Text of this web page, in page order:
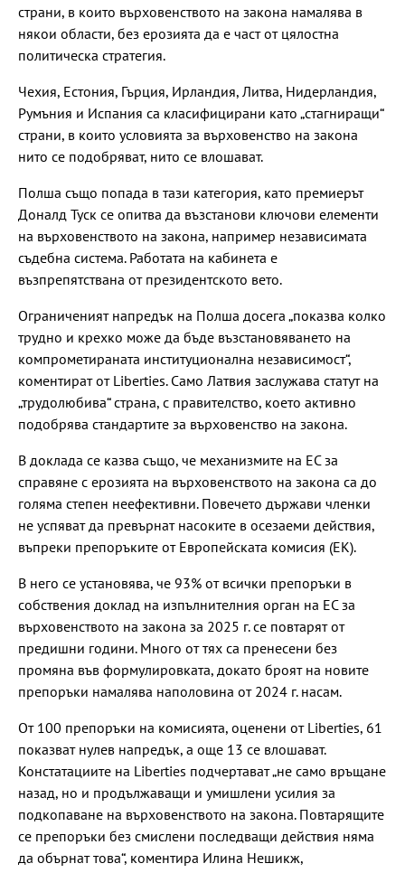
страни, в които върховенството на закона намалява в
някои области, без ерозията да е част от цялостна
политическа стратегия.
Чехия, Естония, Гърция, Ирландия, Литва, Нидерландия,
Румъния и Испания са класифицирани като „стагниращи“
страни, в които условията за върховенство на закона
нито се подобряват, нито се влошават.
Полша също попада в тази категория, като премиерът
Доналд Туск се опитва да възстанови ключови елементи
на върховенството на закона, например независимата
съдебна система. Работата на кабинета е
възпрепятствана от президентското вето.
Ограниченият напредък на Полша досега „показва колко
трудно и крехко може да бъде възстановяването на
компрометираната институционална независимост“,
коментират от Liberties. Само Латвия заслужава статут на
„трудолюбива“ страна, с правителство, което активно
подобрява стандартите за върховенство на закона.
В доклада се казва също, че механизмите на ЕС за
справяне с ерозията на върховенството на закона са до
голяма степен неефективни. Повечето държави членки
не успяват да превърнат насоките в осезаеми действия,
въпреки препоръките от Европейската комисия (ЕК).
В него се установява, че 93% от всички препоръки в
собствения доклад на изпълнителния орган на ЕС за
върховенството на закона за 2025 г. се повтарят от
предишни години. Много от тях са пренесени без
промяна във формулировката, докато броят на новите
препоръки намалява наполовина от 2024 г. насам.
От 100 препоръки на комисията, оценени от Liberties, 61
показват нулев напредък, а още 13 се влошават.
Констатациите на Liberties подчертават „не само връщане
назад, но и продължаващи и умишлени усилия за
подкопаване на върховенството на закона. Повтарящите
се препоръки без смислени последващи действия няма
да обърнат това“, коментира Илина Нешикж,